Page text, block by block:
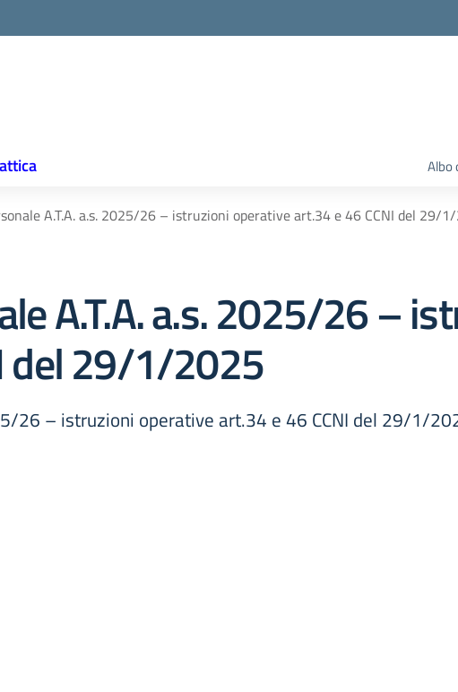
Albo
A.T.A. a.s. 2025/26 – istruzioni operative art.34 e 46 CCNI del 29/
A.T.A. a.s. 2025/26 –
del 29/1/2025
26 – istruzioni operative art.34 e 46 CCNI del 29/1/